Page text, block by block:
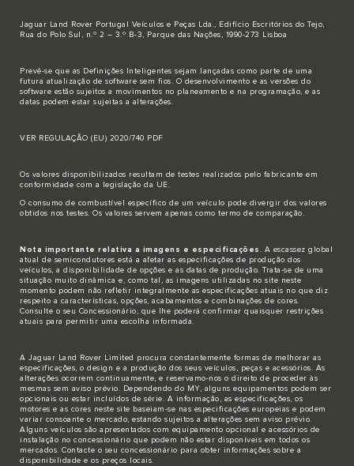
Jaguar Land Rover Portugal Veículos e Peças Lda., Edifício Escritórios do Tejo,
Rua do Polo Sul, n.º 2 – 3.º B-3, Parque das Nações, 1990-273 Lisboa
Prevê-se que as Definições Inteligentes sejam lançadas como parte de uma
futura atualização de software sem fios. O desenvolvimento e as versões do
software estão sujeitos a movimentos no planeamento e na programação, e as
datas podem estar sujeitas a alterações.
VER REGULAÇÃO (EU) 2020/740 PDF
Os valores disponibilizados resultam de testes realizados pelo fabricante em
conformidade com a legislação da UE.
O consumo de combustível específico de um veículo pode divergir dos valores
obtidos nos testes. Os valores servem apenas como termo de comparação.
Nota importante relativa a imagens e especificações . A escassez global
atual de semicondutores está a afetar as especificações de produção dos
veículos, a disponibilidade de opções e as datas de produção. Trata-se de uma
situação muito dinâmica e, como tal, as imagens utilizadas no site neste
momento podem não refletir integralmente as especificações atuais no que diz
respeito a características, opções, acabamentos e combinações de cores.
Consulte o seu Concessionário, que lhe poderá confirmar quaisquer restrições
atuais para permitir uma escolha informada.
A Jaguar Land Rover Limited procura constantemente formas de melhorar as
especificações, o design e a produção dos seus veículos, peças e acessórios. As
alterações ocorrem continuamente, e reservamo-nos o direito de proceder às
mesmas sem aviso prévio. Dependendo do MY, alguns equipamentos podem ser
opcionais ou estar incluídos de série. A informação, as especificações, os
motores e as cores neste site baseiam-se nas especificações europeias e podem
variar consoante o mercado, estando sujeitos a alterações sem aviso prévio.
Alguns veículos são apresentados com equipamento opcional e acessórios de
instalação no concessionário que podem não estar disponíveis em todos os
mercados. Contacte o seu concessionário para obter informações sobre a
disponibilidade e os preços locais.